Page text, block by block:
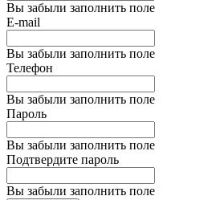
Вы забыли заполнить поле
E-mail
Вы забыли заполнить поле
Телефон
Вы забыли заполнить поле
Пароль
Вы забыли заполнить поле
Подтвердите пароль
Вы забыли заполнить поле